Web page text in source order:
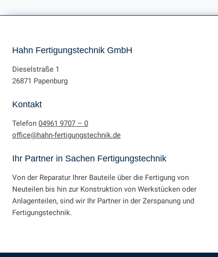
Hahn Fertigungstechnik GmbH
Dieselstraße 1
26871 Papenburg
Kontakt
Telefon 04961 9707 – 0
office@hahn-fertigungstechnik.de
Ihr Partner in Sachen Fertigungstechnik
Von der Reparatur Ihrer Bauteile über die Fertigung von
Neuteilen bis hin zur Konstruktion von Werkstücken oder
Anlagenteilen, sind wir Ihr Partner in der Zerspanung und
Fertigungstechnik.